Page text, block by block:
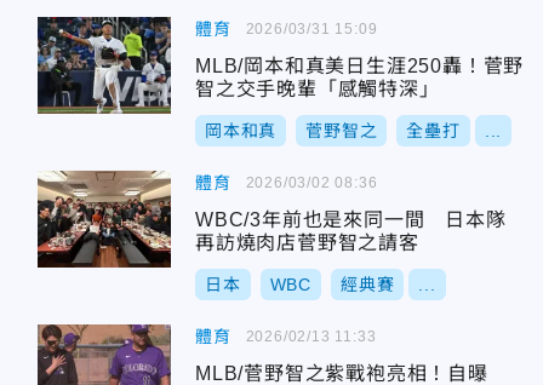
體育
MLB/岡本和真美日生涯250轟！菅野
智之交手晚輩「感觸特深」
岡本和真 菅野智之 全壘打
2026/03/31 15:09
體育
WBC/3年前也是來同一間 日本隊
再訪燒肉店菅野智之請客
日本 WBC 經典賽
2026/03/02 08:36
體育
MLB/菅野智之紫戰袍亮相！自曝
2026/02/13 11:33